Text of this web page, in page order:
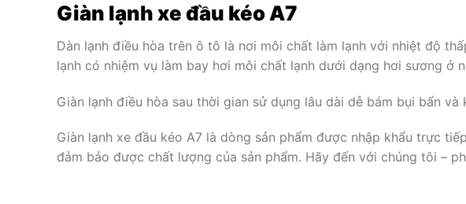
Giàn lạnh xe đầu kéo A7
Dàn lạnh điều hòa trên ô tô là nơi môi chất làm lạnh với nhiệt độ
lạnh có nhiệm vụ làm bay hơi môi chất lạnh dưới dạng hơi sương ở
Giàn lạnh điều hòa sau thời gian sử dụng lâu dài dễ bám bụi bẩn
Giàn lạnh xe đầu kéo A7 là dòng sản phẩm được nhập khẩu trực
đảm bảo được chất lượng của sản phẩm. Hãy đến với chúng tôi –